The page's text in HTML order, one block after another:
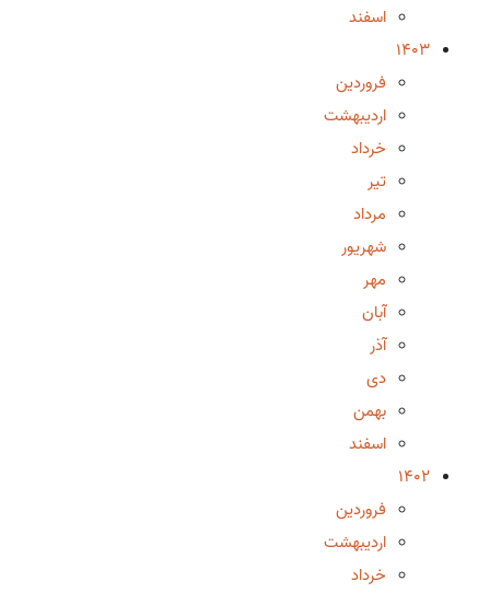
اسفند
1403
فروردین
اردیبهشت
خرداد
تیر
مرداد
شهریور
مهر
آبان
آذر
دی
بهمن
اسفند
1402
فروردین
اردیبهشت
خرداد